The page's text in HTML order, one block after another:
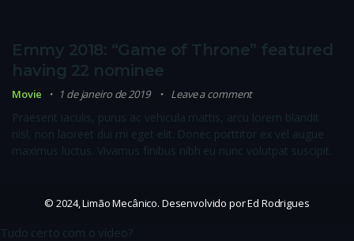
Emmy 2018: “Game of Throne” featured
having 22 nominee
Movie 1 de janeiro de 2019 Leave a comment
Praesent iaculis, purus ac vehicula mattis, arcu lorem blandit
nisl, non laoreet dui mi eget elit. Donec porttitor ex vel augue
maximus luctus. Vivamus finibus nibh eu nunc volutpat suscipit.
© 2024, Limão Mecânico. Desenvolvido por Ed Rodrigues
Tudo certo com o vídeo?